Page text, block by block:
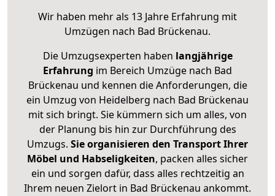
Wir haben mehr als 13 Jahre Erfahrung mit
Umzügen nach Bad Brückenau.
Die Umzugsexperten haben langjährige
Erfahrung im Bereich Umzüge nach Bad
Brückenau und kennen die Anforderungen, die
ein Umzug von Heidelberg nach Bad Brückenau
mit sich bringt. Sie kümmern sich um alles, von
der Planung bis hin zur Durchführung des
Umzugs. Sie organisieren den Transport Ihrer
Möbel und Habseligkeiten, packen alles sicher
ein und sorgen dafür, dass alles rechtzeitig an
Ihrem neuen Zielort in Bad Brückenau ankommt.